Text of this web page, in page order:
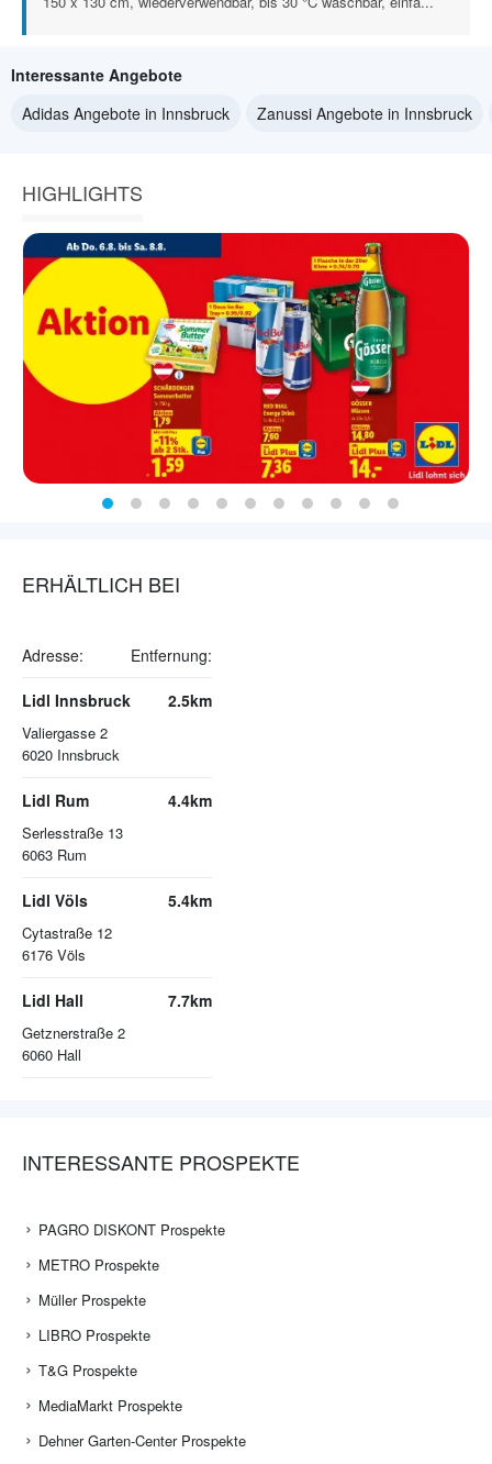
Interessante Angebote
Adidas Angebote in Innsbruck
Zanussi Angebote in Innsbruck
HIGHLIGHTS
ERHÄLTLICH BEI
Adresse: Entfernung:
Lidl Innsbruck
Valiergasse 2
6020 Innsbruck
2.5km
Lidl Rum
Serlesstraße 13
6063 Rum
4.4km
Lidl Völs
Cytastraße 12
6176 Völs
5.4km
Lidl Hall
Getznerstraße 2
6060 Hall
7.7km
INTERESSANTE PROSPEKTE
PAGRO DISKONT Prospekte
METRO Prospekte
Müller Prospekte
LIBRO Prospekte
T&G Prospekte
MediaMarkt Prospekte
Dehner Garten-Center Prospekte